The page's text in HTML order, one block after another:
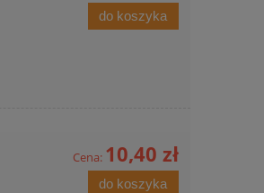
do koszyka
Cena: 10,40 zł
do koszyka